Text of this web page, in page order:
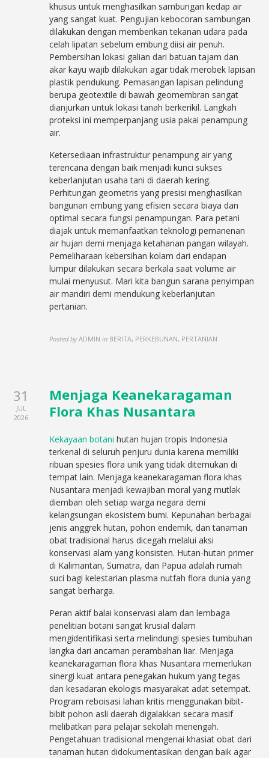
khusus untuk menghasilkan sambungan kedap air
yang sangat kuat. Pengujian kebocoran sambungan
dilakukan dengan memberikan tekanan udara pada
celah lipatan sebelum embung diisi air penuh.
Pembersihan lokasi galian dari batuan tajam dan
akar kayu wajib dilakukan agar tidak merobek lapisan
plastik pendukung. Pemasangan lapisan pelindung
berupa geotextile di bawah geomembran sangat
dianjurkan untuk lokasi tanah berkerikil. Langkah
proteksi ini memperpanjang usia pakai penampung
air.
Ketersediaan infrastruktur penampung air yang
terencana dengan baik menjadi kunci sukses
keberlanjutan usaha tani di daerah kering.
Perhitungan geometris yang presisi menghasilkan
bangunan embung yang efisien secara biaya dan
optimal secara fungsi penampungan. Para petani
diajak untuk memanfaatkan teknologi pemanenan
air hujan demi menjaga ketahanan pangan wilayah.
Pemeliharaan kebersihan kolam dari endapan
lumpur dilakukan secara berkala saat volume air
mulai menyusut. Mari kita bangun sarana penyimpan
air mandiri demi mendukung keberlanjutan
pertanian.
Posted by ADMIN in BERITA, PERKEBUNAN, PERTANIAN
31
JUL
2026
Menjaga Keanekaragaman
Flora Khas Nusantara
Kekayaan botani hutan hujan tropis Indonesia
terkenal di seluruh penjuru dunia karena memiliki
ribuan spesies flora unik yang tidak ditemukan di
tempat lain. Menjaga keanekaragaman flora khas
Nusantara menjadi kewajiban moral yang mutlak
diemban oleh setiap warga negara demi
kelangsungan ekosistem bumi. Kepunahan berbagai
jenis anggrek hutan, pohon endemik, dan tanaman
obat tradisional harus dicegah melalui aksi
konservasi alam yang konsisten. Hutan-hutan primer
di Kalimantan, Sumatra, dan Papua adalah rumah
suci bagi kelestarian plasma nutfah flora dunia yang
sangat berharga.
Peran aktif balai konservasi alam dan lembaga
penelitian botani sangat krusial dalam
mengidentifikasi serta melindungi spesies tumbuhan
langka dari ancaman perambahan liar. Menjaga
keanekaragaman flora khas Nusantara memerlukan
sinergi kuat antara penegakan hukum yang tegas
dan kesadaran ekologis masyarakat adat setempat.
Program reboisasi lahan kritis menggunakan bibit-
bibit pohon asli daerah digalakkan secara masif
melibatkan para pelajar sekolah menengah.
Pengetahuan tradisional mengenai khasiat obat dari
tanaman hutan didokumentasikan dengan baik agar